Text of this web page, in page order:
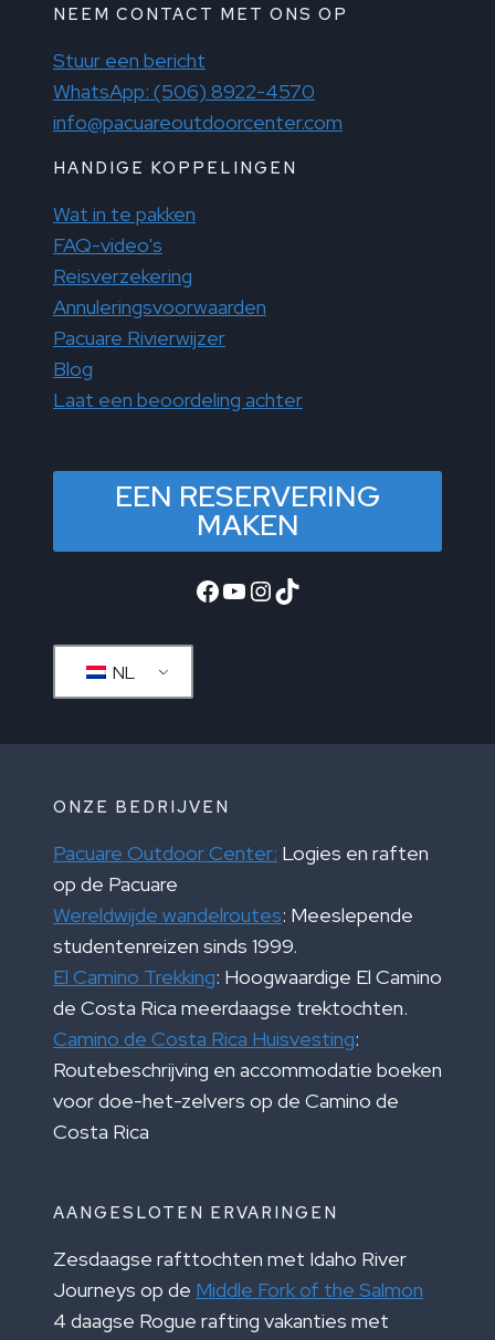
NEEM CONTACT MET ONS OP
Stuur een bericht
WhatsApp: (506) 8922-4570
info@pacuareoutdoorcenter.com
HANDIGE KOPPELINGEN
Wat in te pakken
FAQ-video's
Reisverzekering
Annuleringsvoorwaarden
Pacuare Rivierwijzer
Blog
Laat een beoordeling achter
EEN RESERVERING
MAKEN
Facebook
YouTube
Instagram
TikTok
NL
ONZE BEDRIJVEN
Pacuare Outdoor Center: Logies en raften
op de Pacuare
Wereldwijde wandelroutes: Meeslepende
studentenreizen sinds 1999.
El Camino Trekking: Hoogwaardige El Camino
de Costa Rica meerdaagse trektochten.
Camino de Costa Rica Huisvesting:
Routebeschrijving en accommodatie boeken
voor doe-het-zelvers op de Camino de
Costa Rica
AANGESLOTEN ERVARINGEN
Zesdaagse rafttochten met Idaho River
Journeys op de Middle Fork of the Salmon
4 daagse Rogue rafting vakanties met